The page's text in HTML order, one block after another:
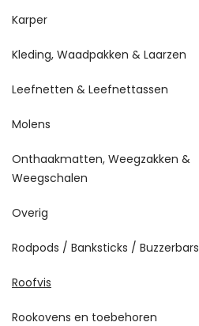
Karper
Kleding, Waadpakken & Laarzen
Leefnetten & Leefnettassen
Molens
Onthaakmatten, Weegzakken &
Weegschalen
Overig
Rodpods / Banksticks / Buzzerbars
Roofvis
Rookovens en toebehoren